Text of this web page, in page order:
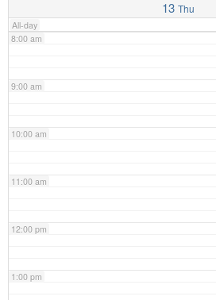
13 Thu
All-day
8:00 am
9:00 am
10:00 am
11:00 am
12:00 pm
1:00 pm